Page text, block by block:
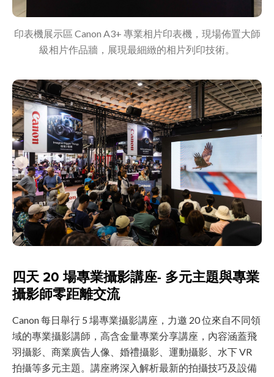
印表機展示區 Canon A3+ 專業相片印表機，現場佈置大師
級相片作品牆，展現最細緻的相片列印技術。
四天 20 場專業攝影講座- 多元主題與專業
攝影師零距離交流
Canon 每日舉行 5 場專業攝影講座，力邀 20 位來自不同領
域的專業攝影講師，高含金量專業分享講座，內容涵蓋飛
羽攝影、商業廣告人像、婚禮攝影、運動攝影、水下 VR
拍攝等多元主題。講座將深入解析最新的拍攝技巧及設備